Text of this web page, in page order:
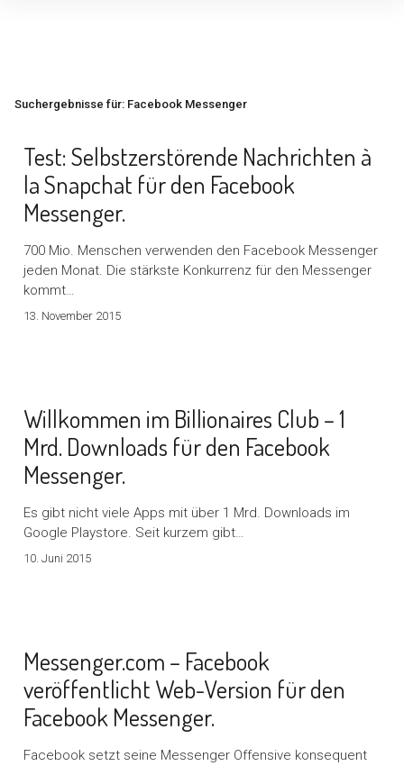
Suchergebnisse für: Facebook Messenger
Test: Selbstzerstörende Nachrichten à
la Snapchat für den Facebook
Messenger.
700 Mio. Menschen verwenden den Facebook Messenger
jeden Monat. Die stärkste Konkurrenz für den Messenger
kommt…
13. November 2015
Willkommen im Billionaires Club – 1
Mrd. Downloads für den Facebook
Messenger.
Es gibt nicht viele Apps mit über 1 Mrd. Downloads im
Google Playstore. Seit kurzem gibt…
10. Juni 2015
Messenger.com – Facebook
veröffentlicht Web-Version für den
Facebook Messenger.
Facebook setzt seine Messenger Offensive konsequent